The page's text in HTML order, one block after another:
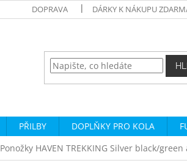
DOPRAVA DÁRKY K NÁKUPU
PŘILBY DOPLŇKY PRO KOLA
Ponožky HAVEN TREKKING Silver black/